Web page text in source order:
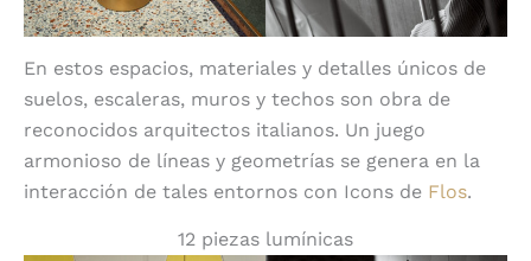
En estos espacios, materiales y detalles únicos de
suelos, escaleras, muros y techos son obra de
reconocidos arquitectos italianos. Un juego
armonioso de líneas y geometrías se genera en la
interacción de tales entornos con Icons de Flos.
12 piezas lumínicas